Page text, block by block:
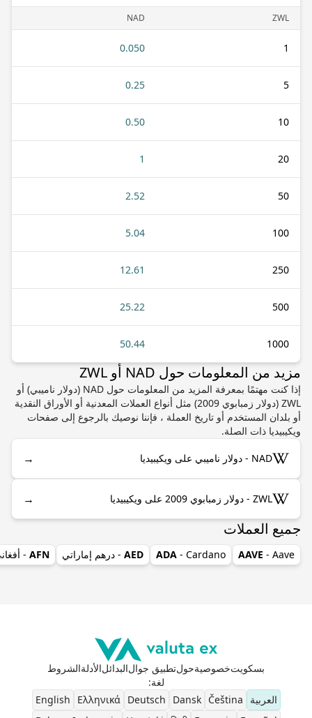
ZWL
NAD
1
0.050
5
0.25
10
0.50
20
1
50
2.52
100
5.04
250
12.61
500
25.22
1000
50.44
مزيد من المعلومات حول NAD أو ZWL
إذا كنت مهتمًا بمعرفة المزيد من المعلومات حول NAD (دولار ناميبي) أو
ZWL (دولار زمبابوي 2009) مثل أنواع العملات المعدنية أو الأوراق النقدية
أو بلدان المستخدم أو تاريخ العملة ، فإننا نوصيك بالرجوع إلى صفحات
ويكيبيديا ذات الصلة.
NAD - دولار ناميبي على ويكيبيديا →
ZWL - دولار زمبابوي 2009 على ويكيبيديا →
جميع العملات
AAVE - Aave
ADA - Cardano
AED - درهم إماراتي AFN
-
بسكويتخصوصيةحولتطبيق جوالالبدائلالأدلةالشروط
لغة:
العربية
Čeština
Dansk
Deutsch
Ελληνικά
English